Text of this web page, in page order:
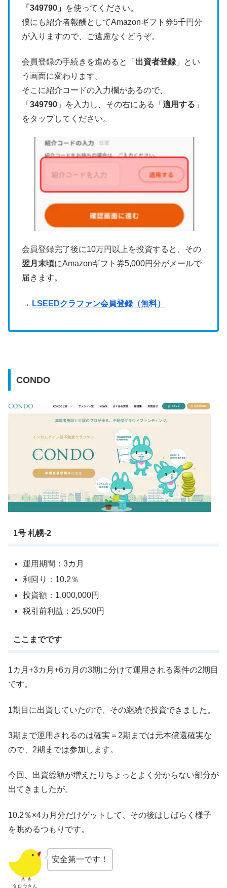
「349790」
を使ってください。
僕にも紹介者報酬としてAmazonギフト券5千円分
が入りますので、ご遠慮なくどうぞ。
会員登録の手続きを進めると「 出資者登録 」とい
う画面に変わります。
そこに紹介コードの入力欄があるので、
「 349790 」を入力し、その右にある「 適用する 」
をタップしてください。
会員登録完了後に10万円以上を投資すると、その
翌月末頃にAmazonギフト券5,000円分がメールで
届きます。
→ LSEEDクラファン会員登録（無料）
CONDO
1号 札幌-2
運用期間：3カ月
利回り：10.2％
投資額：1,000,000円
税引前利益：25,500円
ここまでです
1カ月+3カ月+6カ月の3期に分けて運用される案件の2期目
です。
1期目に出資していたので、その継続で投資できました。
3期まで運用されるのは確実＝2期までは元本償還確実な
ので、2期までは参加します。
今回、出資総額が増えたりちょっとよく分からない部分が
出てきましたが。
10.2％×4カ月分だけゲットして、その後はしばらく様子
を眺めるつもりです。
タロウさん
安全第一です！